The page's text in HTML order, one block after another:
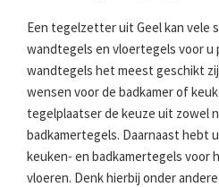
Een tegelzetter uit Geel kan vele
wandtegels en vloertegels voor u
wandtegels het meest geschikt
wensen voor de badkamer of
tegelplaatser de keuze uit zowel
badkamertegels. Daarnaast hebt
keuken- en badkamertegels voor
vloeren. Denk hierbij onder